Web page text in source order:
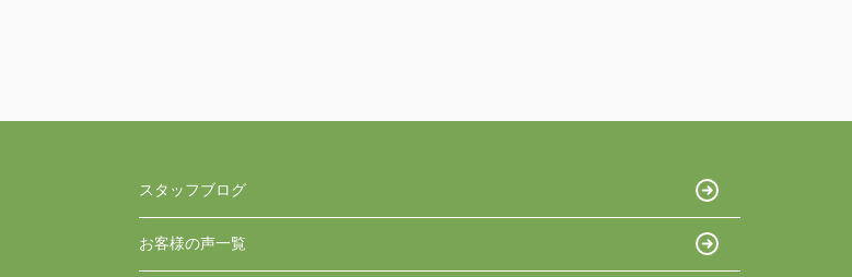
スタッフブログ
お客様の声一覧